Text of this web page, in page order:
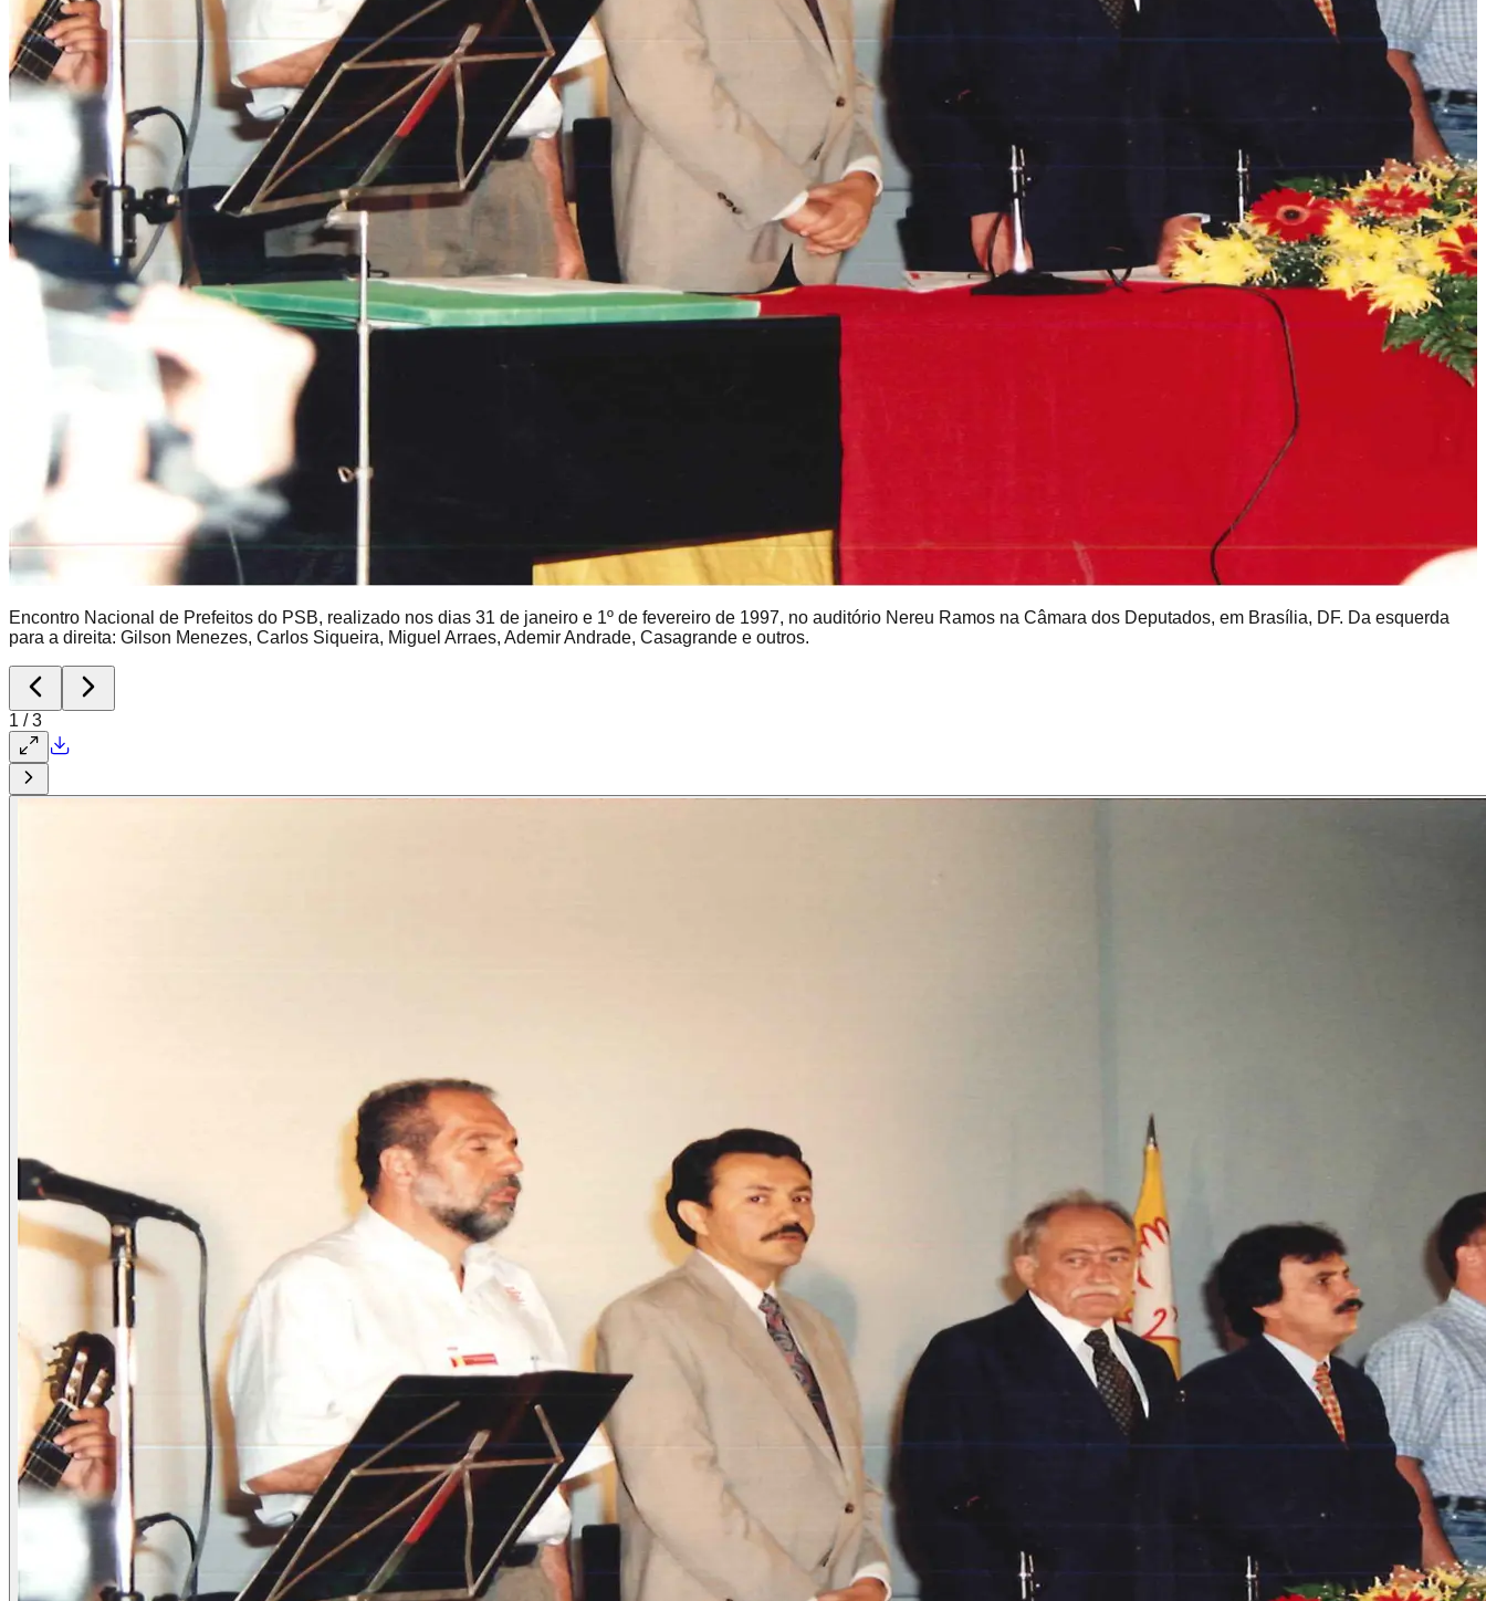
Encontro Nacional de Prefeitos do PSB, realizado nos dias 31 de janeiro e 1º de fevereiro de 1997, no auditório Nereu Ramos na Câmara dos Deputados, em Brasília, DF. Da esquerda
para a direita: Gilson Menezes, Carlos Siqueira, Miguel Arraes, Ademir Andrade, Casagrande e outros.
1 / 3